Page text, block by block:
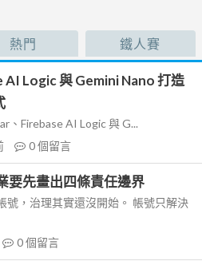
熱門 鐵人賽
Logic 與 Gemini Nano 打造
、Firebase AI Logic 與 G...
0個留言
要先畫出四條責任邊界
號，治理其實還沒開始。 帳號只解決
0個留言